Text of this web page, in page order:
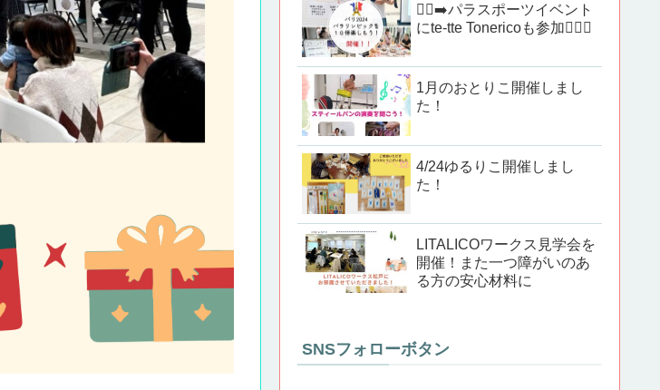
🏃‍♂️‍➡️パラスポーツイベント
にte-tte Tonericoも参加🏃‍♂️✨
1月のおとりこ開催しまし
た！
4/24ゆるりこ開催しまし
た！
LITALICOワークス見学会を
開催！また一つ障がいのあ
る方の安心材料に
SNSフォローボタン